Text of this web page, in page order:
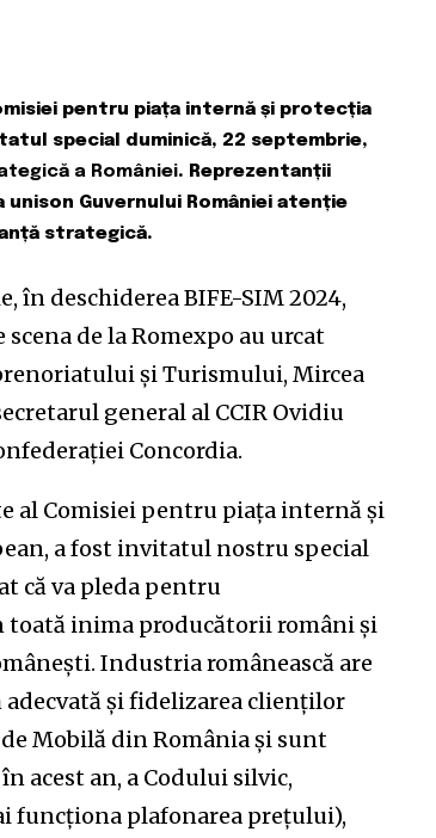
pentru piața internă și protecția
special duminică, 22 septembrie,
a României. Reprezentanții
Guvernului României atenție
strategică.
în deschiderea BIFE-SIM 2024,
de la Romexpo au urcat
și Turismului, Mircea
general al CCIR Ovidiu
Concordia.
al Comisiei pentru piața internă și
a fost invitatul nostru special
că va pleda pentru
inima producătorii români și
Industria românească are
și fidelizarea clienților
Mobilă din România și sunt
acest an, a Codului silvic,
funcționa plafonarea prețului),